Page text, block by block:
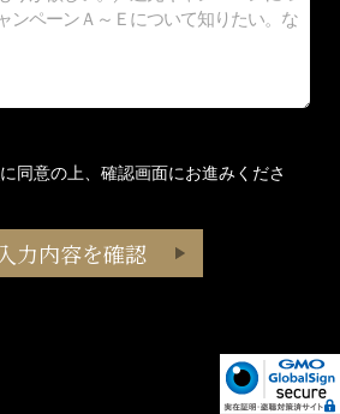
に同意の上、確認画面にお進みくださ